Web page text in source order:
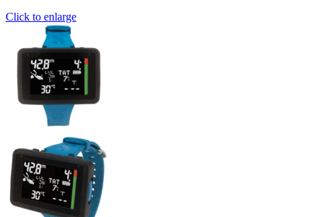
Click to enlarge